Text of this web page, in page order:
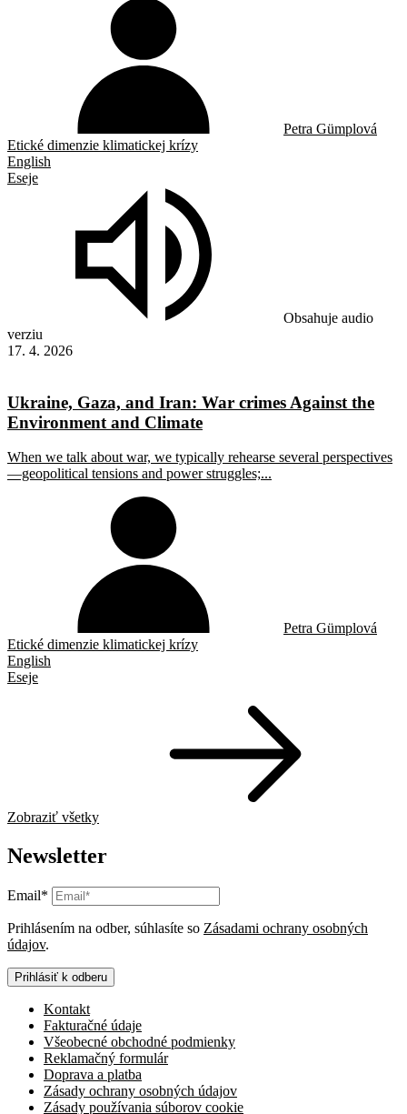
Petra Gümplová
Etické dimenzie klimatickej krízy
English
Eseje
Obsahuje audio
verziu
17. 4. 2026
Ukraine, Gaza, and Iran: War crimes Against the
Environment and Climate
When we talk about war, we typically rehearse several perspectives
—geopolitical tensions and power struggles;...
Petra Gümplová
Etické dimenzie klimatickej krízy
English
Eseje
Zobraziť všetky
Newsletter
Email*
Prihlásením na odber, súhlasíte so Zásadami ochrany osobných
údajov.
Prihlásiť k odberu
Kontakt
Fakturačné údaje
Všeobecné obchodné podmienky
Reklamačný formulár
Doprava a platba
Zásady ochrany osobných údajov
Zásady používania súborov cookie